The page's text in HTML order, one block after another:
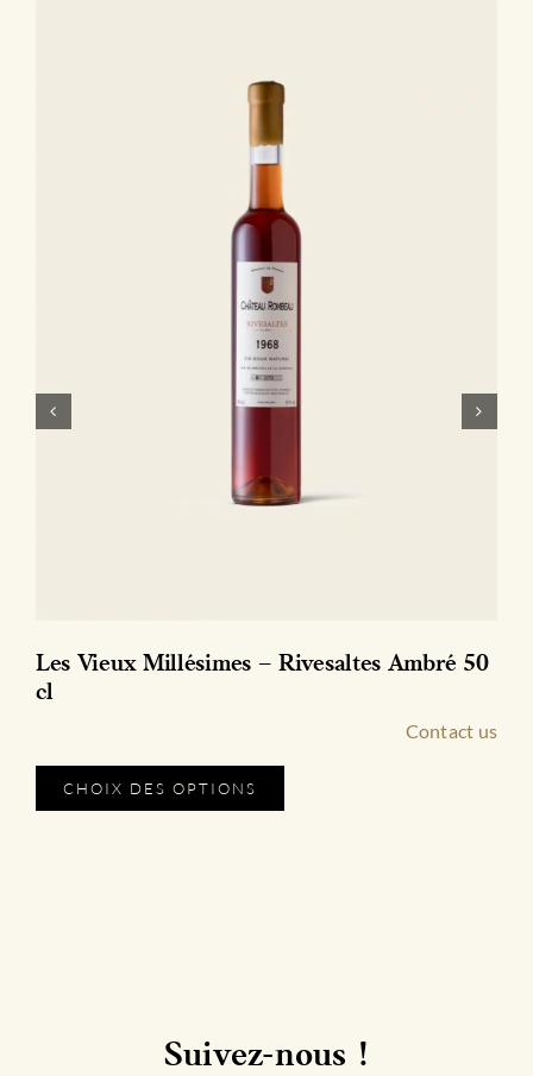
Gamme Signature | Cuvée Phy
quantité
de
Suivez-nous !